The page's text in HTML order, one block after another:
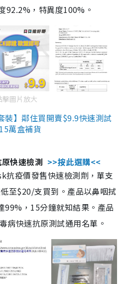
92.2%，特異度100%。
擊圖片放大
裝】鄰住買開賣$9.9快速測試
萬盒補貨
快速檢測 >>按此選購<<
抗疫價發售快速檢測劑，單支
至$20/支買到。產品以鼻咽拭
99%，15分鐘就知結果。產品
病快速抗原測試通用名單。